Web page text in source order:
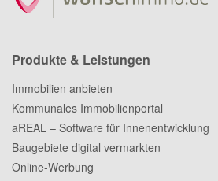
Produkte & Leistungen
Immobilien anbieten
Kommunales Immobilienportal
aREAL – Software für Innenentwicklung
Baugebiete digital vermarkten
Online-Werbung